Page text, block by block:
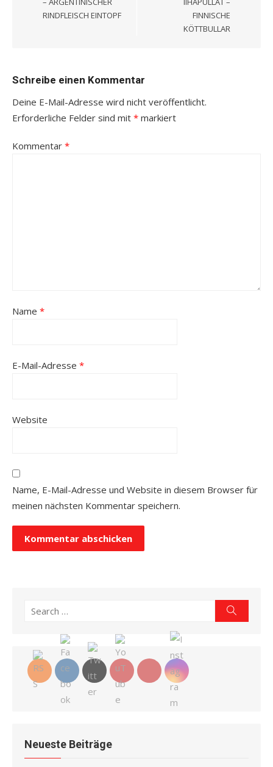
RINDFLEISCH EINTOPF
FINNISCHE
KÖTTBULLAR
Schreibe einen Kommentar
Deine E-Mail-Adresse wird nicht veröffentlicht.
Erforderliche Felder sind mit * markiert
Kommentar *
Name *
E-Mail-Adresse *
Website
Name, E-Mail-Adresse und Website in diesem Browser für
meinen nächsten Kommentar speichern.
Search
Neueste Beiträge